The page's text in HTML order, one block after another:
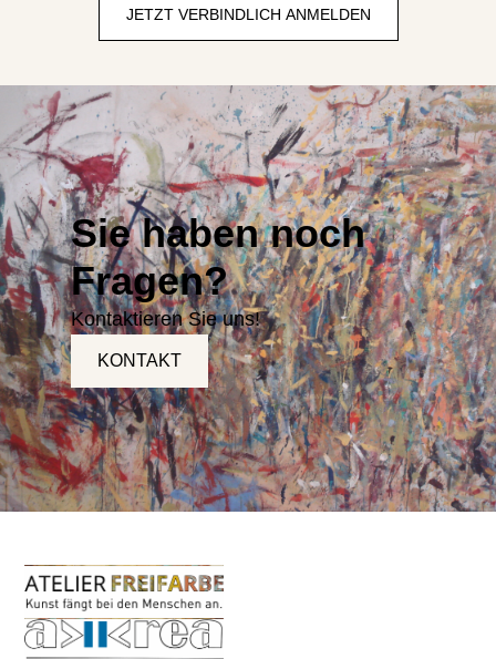
JETZT VERBINDLICH ANMELDEN
Sie haben noch
Fragen?
Kontaktieren Sie uns!
KONTAKT